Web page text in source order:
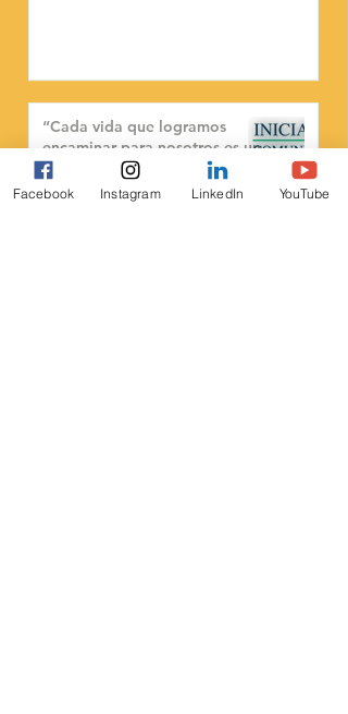
“Cada vida que logramos
encaminar para nosotros es un
logro.”
Facebook Instagram LinkedIn YouTube